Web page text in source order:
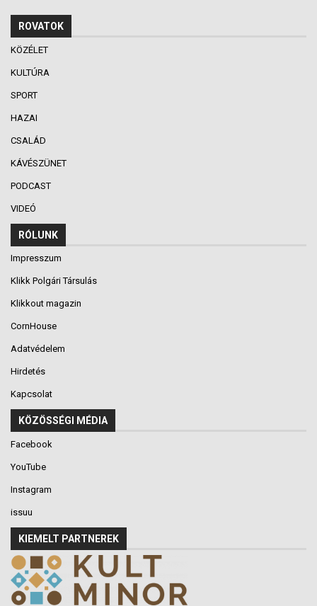
ROVATOK
KÖZÉLET
KULTÚRA
SPORT
HAZAI
CSALÁD
KÁVÉSZÜNET
PODCAST
VIDEÓ
RÓLUNK
Impresszum
Klikk Polgári Társulás
Klikkout magazin
CornHouse
Adatvédelem
Hirdetés
Kapcsolat
KÖZÖSSÉGI MÉDIA
Facebook
YouTube
Instagram
issuu
KIEMELT PARTNEREK